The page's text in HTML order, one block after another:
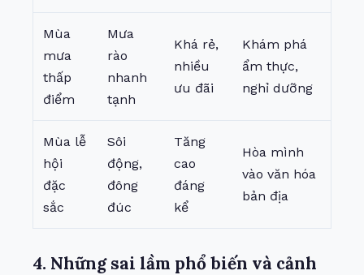
Mùa
mưa
thấp
điểm
Mưa
rào
nhanh
tạnh
Khá rẻ,
nhiều
ưu đãi
Khám phá
ẩm thực,
nghỉ dưỡng
Mùa lễ
hội
đặc
sắc
Sôi
động,
đông
đúc
Tăng
cao
đáng
kể
Hòa mình
vào văn hóa
bản địa
4. Những sai lầm phổ biến và cảnh